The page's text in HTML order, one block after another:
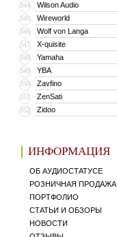
344 Wilson Audio
345 Wireworld
346 Wolf von Langa
347 X-quisite
348 Yamaha
349 YBA
350 Zavfino
351 ZenSati
352 Zidoo
ИНФОРМАЦИЯ
ОБ АУДИОСТАТУСЕ
РОЗНИЧНАЯ ПРОДАЖА
ПОРТФОЛИО
СТАТЬИ И ОБЗОРЫ
НОВОСТИ